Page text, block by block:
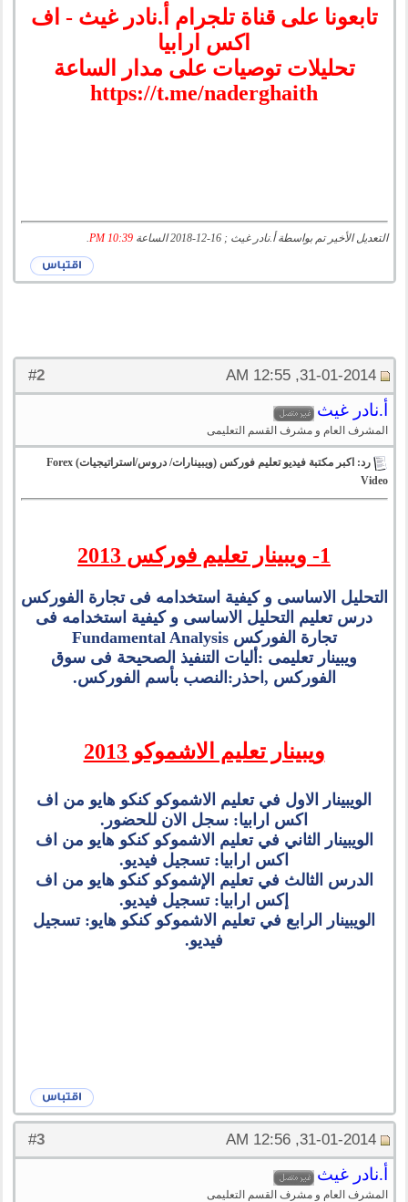
تابعونا على قناة تلجرام أ.نادر غيث - اف
اكس ارابيا
تحليلات توصيات على مدار الساعة
https://t.me/naderghaith
التعديل الأخير تم بواسطة أ.نادر غيث ; 16-12-2018 الساعة 10:39 PM
.
#
2 31-01-2014, 12:55 AM
أ.نادر غيث
المشرف العام و مشرف القسم التعليمى
رد: اكبر مكتبة فيديو تعليم فوركس (ويبينارات/ دروس/استراتيجيات) Forex
Video
1- ويبينار تعليم فوركس 2013
التحليل الاساسى و كيفية استخدامه فى تجارة الفوركس
درس تعليم التحليل الاساسى و كيفية استخدامه فى
تجارة الفوركس Fundamental Analysis
ويبينار تعليمى :أليات التنفيذ الصحيحة فى سوق
الفوركس ,احذر:النصب بأسم الفوركس.
ويبينار تعليم الاشموكو 2013
الويبينار الاول في تعليم الاشموكو كنكو هايو من اف
اكس ارابيا: سجل الان للحضور.
الويبينار الثاني في تعليم الاشموكو كنكو هايو من اف
اكس ارابيا: تسجيل فيديو.
الدرس الثالث في تعليم الإشموكو كنكو هايو من اف
إكس ارابيا: تسجيل فيديو.
الويبينار الرابع في تعليم الاشموكو كنكو هايو: تسجيل
فيديو.
#
3 31-01-2014, 12:56 AM
أ.نادر غيث
المشرف العام و مشرف القسم التعليمى